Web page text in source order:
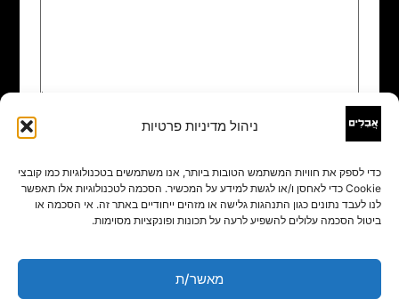
ניהול מדיניות פרטיות
כדי לספק את חוויות המשתמש הטובות ביותר, אנו משתמשים בטכנולוגיות כמו קובצי
Cookie כדי לאחסן ו/או לגשת למידע על המכשיר. הסכמה לטכנולוגיות אלו תאפשר
לנו לעבד נתונים כגון התנהגות גלישה או מזהים ייחודיים באתר זה. אי הסכמה או
ביטול הסכמה עלולים להשפיע לרעה על תכונות ופונקציות מסוימות.
מאשר/ת
שם
אימייל*